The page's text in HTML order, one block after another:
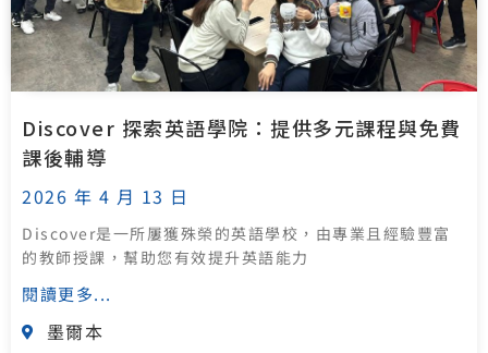
Discover 探索英語學院：提供多元課程與免費
課後輔導
2026 年 4 月 13 日
Discover是一所屢獲殊榮的英語學校，由專業且經驗豐富
的教師授課，幫助您有效提升英語能力
閱讀更多...
墨爾本